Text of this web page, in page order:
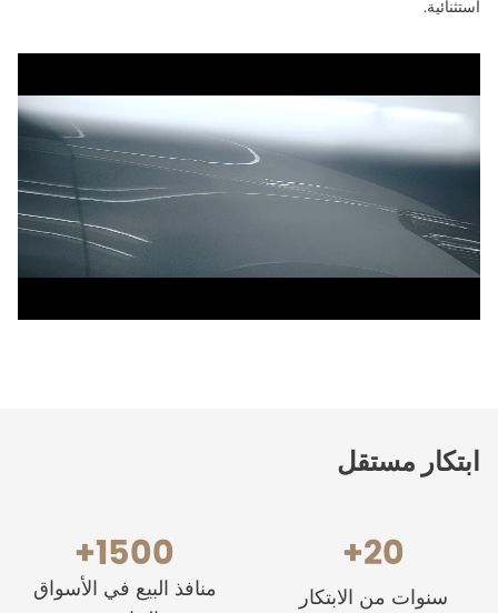
استثنائية.
ابتكار مستقل
20+
سنوات من الابتكار
1500+
منافذ البيع في الأسواق